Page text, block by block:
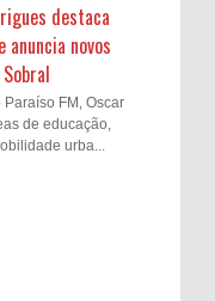
destaca
anuncia novos
FM, Oscar
de educação,
urba...